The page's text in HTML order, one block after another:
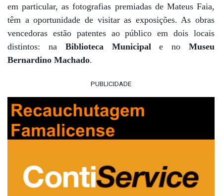
em particular, as fotografias premiadas de Mateus Faia,
têm a oportunidade de visitar as exposições. As obras
vencedoras estão patentes ao público em dois locais
distintos: na Biblioteca Municipal e noMuseu
Bernardino Machado.
PUBLICIDADE